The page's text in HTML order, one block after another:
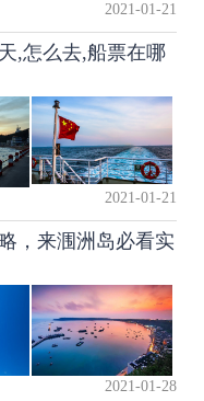
2021-01-21
,怎么去,船票在哪
2021-01-21
，来涠洲岛必看实
2021-01-28